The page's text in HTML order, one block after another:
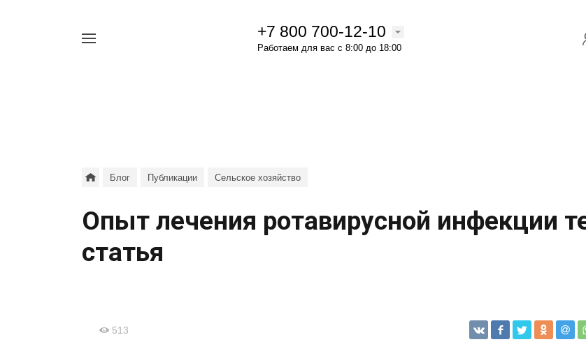
+7 800 700-12-10
Работаем для вас с 8:00 до 18:00
Блог Публикации Сельское хозяйство
Опыт лечения ротавирусной инфекции
статья
513